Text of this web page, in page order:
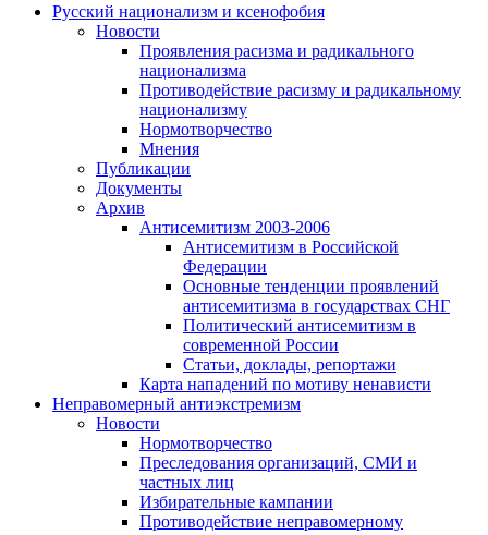
Русский национализм и ксенофобия
Новости
Проявления расизма и радикального
национализма
Противодействие расизму и радикальному
национализму
Нормотворчество
Мнения
Публикации
Документы
Архив
Антисемитизм 2003-2006
Антисемитизм в Российской
Федерации
Основные тенденции проявлений
антисемитизма в государствах СНГ
Политический антисемитизм в
современной России
Статьи, доклады, репортажи
Карта нападений по мотиву ненависти
Неправомерный антиэкстремизм
Новости
Нормотворчество
Преследования организаций, СМИ и
частных лиц
Избирательные кампании
Противодействие неправомерному